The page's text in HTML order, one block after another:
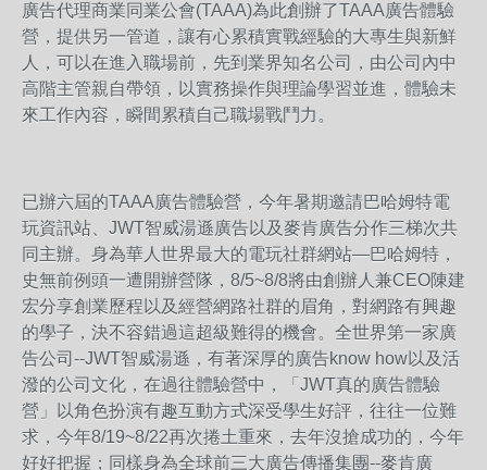
廣告代理商業同業公會(TAAA)為此創辦了TAAA廣告體驗
營，提供另一管道，讓有心累積實戰經驗的大專生與新鮮
人，可以在進入職場前，先到業界知名公司，由公司內中
高階主管親自帶領，以實務操作與理論學習並進，體驗未
來工作內容，瞬間累積自己職場戰鬥力。
已辦六屆的TAAA廣告體驗營，今年暑期邀請巴哈姆特電
玩資訊站、JWT智威湯遜廣告以及麥肯廣告分作三梯次共
同主辦。身為華人世界最大的電玩社群網站—巴哈姆特，
史無前例頭一遭開辦營隊，8/5~8/8將由創辦人兼CEO陳建
宏分享創業歷程以及經營網路社群的眉角，對網路有興趣
的學子，決不容錯過這超級難得的機會。全世界第一家廣
告公司--JWT智威湯遜，有著深厚的廣告know how以及活
潑的公司文化，在過往體驗營中，「JWT真的廣告體驗
營」以角色扮演有趣互動方式深受學生好評，往往一位難
求，今年8/19~8/22再次捲土重來，去年沒搶成功的，今年
好好把握；同樣身為全球前三大廣告傳播集團--麥肯廣